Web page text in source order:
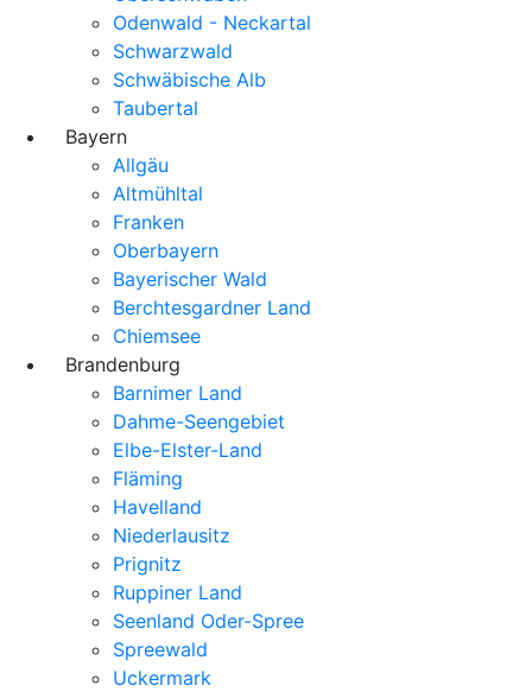
Odenwald - Neckartal
Schwarzwald
Schwäbische Alb
Taubertal
Bayern
Allgäu
Altmühltal
Franken
Oberbayern
Bayerischer Wald
Berchtesgardner Land
Chiemsee
Brandenburg
Barnimer Land
Dahme-Seengebiet
Elbe-Elster-Land
Fläming
Havelland
Niederlausitz
Prignitz
Ruppiner Land
Seenland Oder-Spree
Spreewald
Uckermark